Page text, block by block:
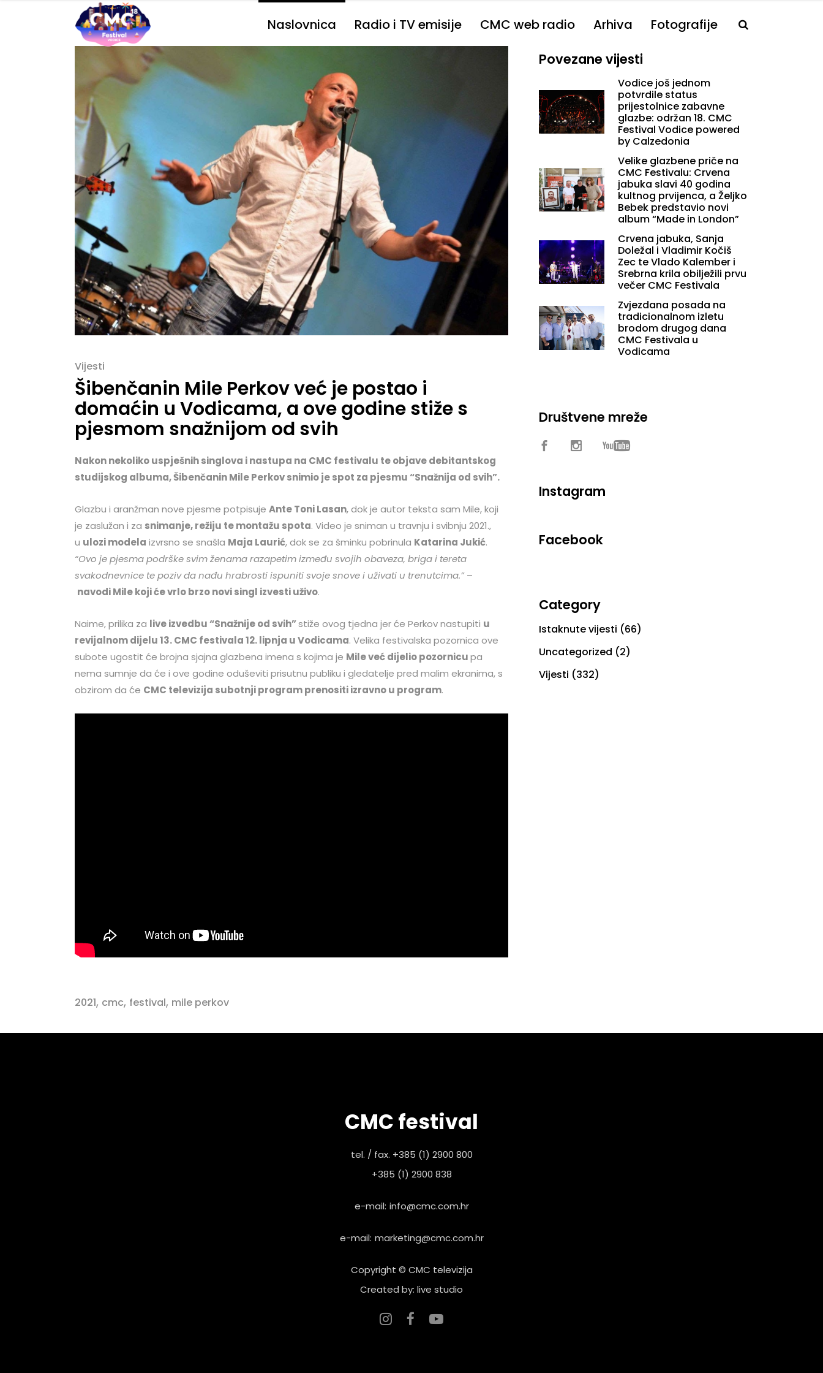
Naslovnica Radio i TV emisije CMC web radio Arhiva Fotografije
Vijesti
Šibenčanin Mile Perkov već je postao i
domaćin u Vodicama, a ove godine stiže s
pjesmom snažnijom od svih
Nakon nekoliko uspješnih singlova i nastupa na CMC festivalu te objave debitantskog
studijskog albuma, Šibenčanin Mile Perkov snimio je spot za pjesmu “Snažnija od svih”.
Glazbu i aranžman nove pjesme potpisuje Ante Toni Lasan, dok je autor teksta sam Mile, koji
je zaslužan i za snimanje, režiju te montažu spota. Video je sniman u travnju i svibnju 2021.,
u ulozi modela izvrsno se snašla Maja Laurić, dok se za šminku pobrinula Katarina Jukić.
“Ovo je pjesma podrške svim ženama razapetim između svojih obaveza, briga i tereta
svakodnevnice te poziv da nađu hrabrosti ispuniti svoje snove i uživati u trenutcima.”–
navodi Mile koji će vrlo brzo novi singl izvesti uživo.
Naime, prilika za live izvedbu “Snažnije od svih”stiže ovog tjedna jer će Perkov nastupiti u
revijalnom dijelu 13.CMC festivala 12. lipnja u Vodicama. Velika festivalska pozornica ove
subote ugostit će brojna sjajna glazbena imena s kojima je Mile već dijelio pozornicupa
nema sumnje da će i ove godine oduševiti prisutnu publiku i gledatelje pred malim ekranima, s
obzirom da će CMC televizija subotnji program prenositi izravno u program.
2021, cmc, festival, mile perkov
Povezane vijesti
Vodice još jednom
potvrdile status
prijestolnice zabavne
glazbe: održan 18. CMC
Festival Vodice powered
by Calzedonia
Velike glazbene priče na
CMC Festivalu: Crvena
jabuka slavi 40 godina
kultnog prvijenca, a Željko
Bebek predstavio novi
album “Made in London”
Crvena jabuka, Sanja
Doležal i Vladimir Kočiš
Zec te Vlado Kalember i
Srebrna krila obilježili prvu
večer CMC Festivala
Zvjezdana posada na
tradicionalnom izletu
brodom drugog dana
CMC Festivala u
Vodicama
Društvene mreže
Instagram
Facebook
Category
Istaknute vijesti (66)
Uncategorized (2)
Vijesti (332)
CMC festival
tel. / fax. +385 (1) 2900 800
+385 (1) 2900 838
e-mail: info@cmc.com.hr
e-mail: marketing@cmc.com.hr
Copyright © CMC televizija
Created by: live studio